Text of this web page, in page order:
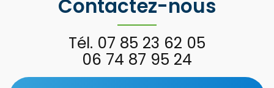
Contactez-nous
Tél. 07 85 23 62 05
06 74 87 95 24